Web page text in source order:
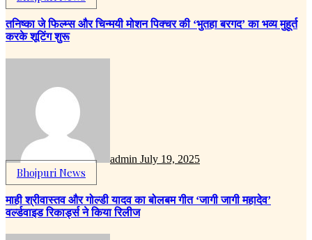
तनिष्का जे फिल्म्स और चिन्मयी मोशन पिक्चर की ‘भुतहा बरगद’ का भव्य मुहूर्त
करके शूटिंग शुरू
admin July 19, 2025
Bhojpuri News
माही श्रीवास्तव और गोल्डी यादव का बोलबम गीत ‘जागी जागी महादेव’
वर्ल्डवाइड रिकार्ड्स ने किया रिलीज